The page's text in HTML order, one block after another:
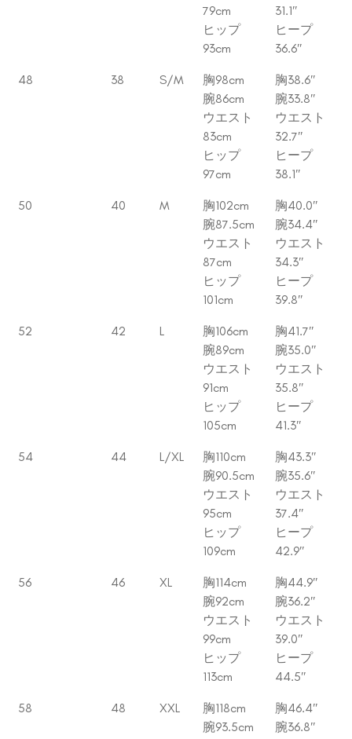
79cm
ヒップ
93cm
31.1″
ヒープ
36.6″
48 38 S/M
胸98cm
腕86cm
ウエスト
83cm
ヒップ
97cm
胸38.6″
腕33.8″
ウエスト
32.7″
ヒープ
38.1″
50 40 M
胸102cm
腕87.5cm
ウエスト
87cm
ヒップ
101cm
胸40.0″
腕34.4″
ウエスト
34.3″
ヒープ
39.8″
52 42 L
胸106cm
腕89cm
ウエスト
91cm
ヒップ
105cm
胸41.7″
腕35.0″
ウエスト
35.8″
ヒープ
41.3″
54 44 L/XL
胸110cm
腕90.5cm
ウエスト
95cm
ヒップ
109cm
胸43.3″
腕35.6″
ウエスト
37.4″
ヒープ
42.9″
56 46 XL
胸114cm
腕92cm
ウエスト
99cm
ヒップ
113cm
胸44.9″
腕36.2″
ウエスト
39.0″
ヒープ
44.5″
58 48 XXL
胸118cm
腕93.5cm
胸46.4″
腕36.8″